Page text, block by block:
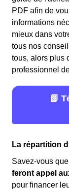
PDF afin de
informations
mieux dans
tous nos
tous, alors plus
professionnel
📗
La répartition
Savez-vous que
feront appel
pour financer